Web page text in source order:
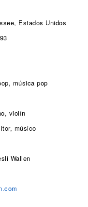
Estados Unidos
música pop
violín
músico
Wallen